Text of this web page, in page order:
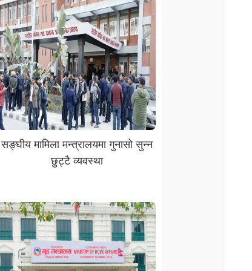
सङ्घीय मामिला मन्त्रालयमा गुनासो सुन्न
छुट्टै व्यवस्था